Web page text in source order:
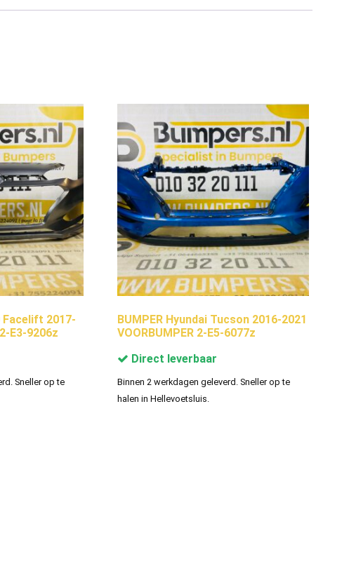
Facelift 2017-
E3-9206z
Sneller op te
BUMPER Hyundai Tucson 2016-2021
VOORBUMPER 2-E5-6077z
Direct leverbaar
Binnen 2 werkdagen geleverd. Sneller op te
halen in Hellevoetsluis.